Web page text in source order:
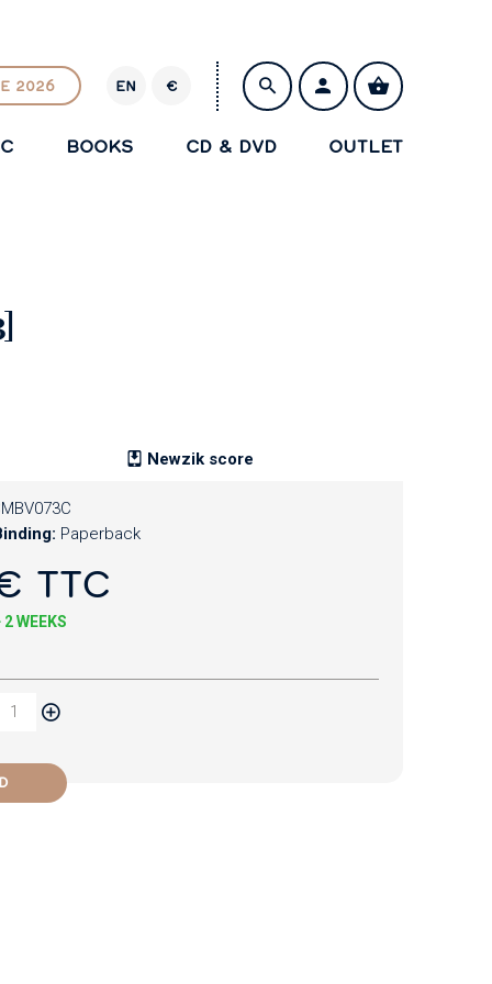
2026 EN
R
€
BOOKS CD & DVD OUTLET
Newzik score
Paperback
TTC
2 WEEKS